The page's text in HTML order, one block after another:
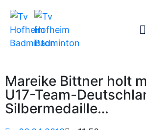
Mareike Bittner holt
U17-Team-
Silbermedaille…